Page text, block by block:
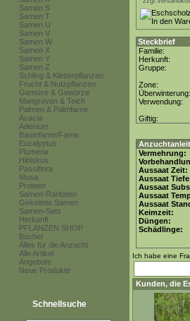
Samen S
Samen T
Samen U
Samen V
Samen W
Samen X
Samen Y
Samen Z
Schling & Kletterpflanzen
Frucht & Nutzpflanzen
Gemüse & Gewürze
Mangroven & Teich
Palmen & Palmfarne
Acacia
Adenium
Baumfarne/Farne
Eucalyptus
Plumeria
Hibiskus
Passiflora
Musa
Proteen
Samen-Raritäten
Gekeimte Samen
Samen-Sets
Herkunft
PFLANZEN SHOP
Bücher
Alles für die Anzucht
Alle Artikel
Angebote
Neue Produkte
Schnellsuche
Steckbrief
Familie:
Herkunft:
Gruppe:
Zone:
Überwinterung:
Verwendung:
Giftig:
Vermehrung:
Aussaat Zeit:
Aussaat
Aussaat
Aussaat
Aussaat
Keimzeit:
Düngen:
Schädlinge:
Ich habe eine
Kunden, die